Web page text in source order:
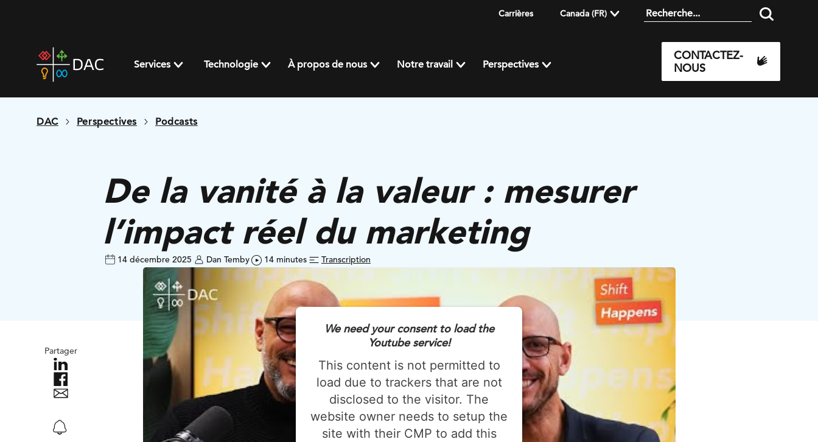
Carrières Canada (FR)
home
page
Services Technologie À propos de nous Notre travail Perspectives
CONTACTEZ-
NOUS
DAC Perspectives Podcasts
De la vanité à la valeur : mesurer
l’impact réel du marketing
14 décembre 2025 Dan Temby 14 minutes Transcription
Partager
We need your consent to load the
Youtube service!
This content is not permitted to
load due to trackers that are not
disclosed to the visitor. The
website owner needs to setup the
site with their CMP to add this